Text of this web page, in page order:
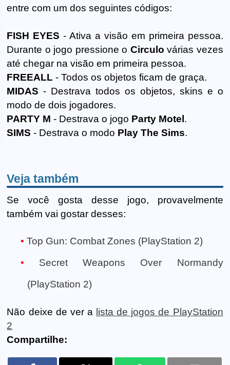
entre com um dos seguintes códigos:
FISH EYES - Ativa a visão em primeira pessoa.
Durante o jogo pressione o Circulo várias vezes
até chegar na visão em primeira pessoa.
FREEALL - Todos os objetos ficam de graça.
MIDAS - Destrava todos os objetos, skins e o
modo de dois jogadores.
PARTY M - Destrava o jogo Party Motel .
SIMS - Destrava o modo Play The Sims.
Veja também
Se você gosta desse jogo, provavelmente
também vai gostar desses:
Top Gun: Combat Zones (PlayStation 2)
Secret Weapons Over Normandy
(PlayStation 2)
Não deixe de ver a lista de jogos de PlayStation
2
Compartilhe: